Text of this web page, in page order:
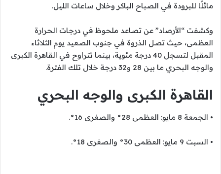
مائلًا للبرودة في الصباح الباكر وخلال ساعات الليل.
وكشفت “الأرصاد” عن تصاعد ملحوظ في درجات الحرارة
العظمى، حيث تصل الذروة في جنوب الصعيد يوم الثلاثاء
المقبل لتسجل 40 درجة مئوية، بينما تتراوح في القاهرة الكبرى
والوجه البحري ما بين 28 و32 درجة خلال تلك الفترة.
القاهرة الكبرى والوجه البحري
• الجمعة 8 مايو: العظمى 28° والصغرى 16°.
• السبت 9 مايو: العظمى 30° والصغرى 18°.